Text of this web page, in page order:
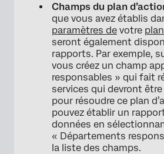
Champs du plan
que vous avez établis
paramètres de votre
seront également
rapports. Par exemple,
vous créez un champ
responsables » qui fait
services qui devront
pour résoudre ce plan
pouvez établir un
données en
« Départements
la liste des champs.